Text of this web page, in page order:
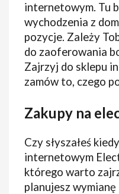
internetowym. Tu
wychodzenia z
pozycje. Zależy
do zaoferowania
Zajrzyj do sklepu
zamów to, czego
Zakupy na
Czy słyszałeś
internetowym
którego warto
planujesz